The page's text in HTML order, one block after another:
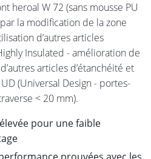
heroal W 72 (sans mousse PU
la modification de la zone
d’autres articles
Insulated - amélioration de
articles d’étanchéité et
(Universal Design - portes-
< 20 mm).
pour une faible